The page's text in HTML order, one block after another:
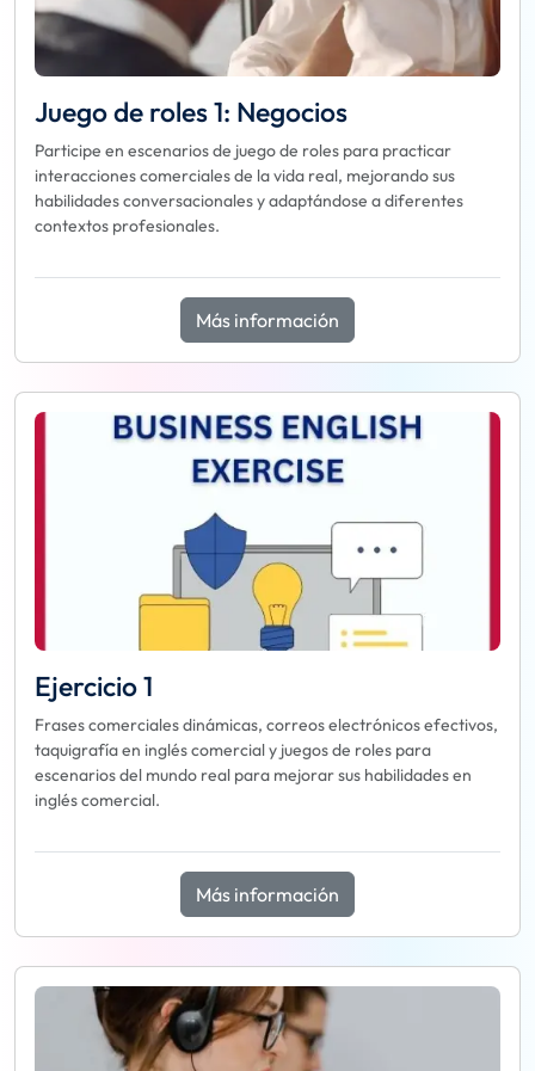
Juego de roles 1: Negocios
Participe en escenarios de juego de roles para practicar
interacciones comerciales de la vida real, mejorando sus
habilidades conversacionales y adaptándose a diferentes
contextos profesionales.
Más información
Ejercicio 1
Frases comerciales dinámicas, correos electrónicos efectivos,
taquigrafía en inglés comercial y juegos de roles para
escenarios del mundo real para mejorar sus habilidades en
inglés comercial.
Más información